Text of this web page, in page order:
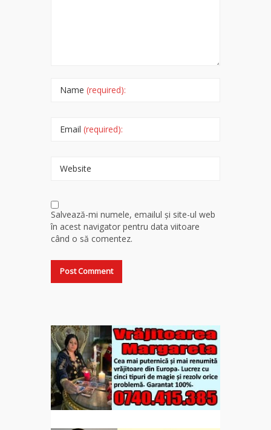
Name (required):
Email (required):
Website
Salvează-mi numele, emailul și site-ul web
în acest navigator pentru data viitoare
când o să comentez.